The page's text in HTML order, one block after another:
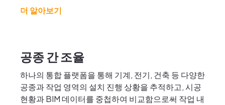
더 알아보기
공종 간 조율
하나의 통합 플랫폼을 통해 기계, 전기, 건축 등 다양한
공종과 작업 영역의 설치 진행 상황을 추적하고, 시공
현황과 BIM 데이터를 중첩하여 비교함으로써 작업 내